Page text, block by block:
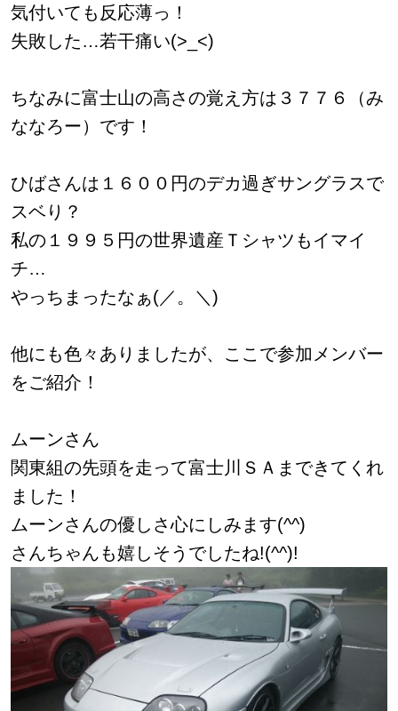
気付いても反応薄っ！
失敗した…若干痛い(>_<)
ちなみに富士山の高さの覚え方は３７７６（み
ななろー）です！
ひばさんは１６００円のデカ過ぎサングラスで
スベり？
私の１９９５円の世界遺産Ｔシャツもイマイ
チ…
やっちまったなぁ(／。＼)
他にも色々ありましたが、ここで参加メンバー
をご紹介！
ムーンさん
関東組の先頭を走って富士川ＳＡまできてくれ
ました！
ムーンさんの優しさ心にしみます(^^)
さんちゃんも嬉しそうでしたね!(^^)!